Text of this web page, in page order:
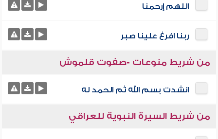
اللهم إرحمنا
ربنا افرغ علينا صبر
من شريط منوعات -صفوت قلموش
انشدت بسم الله ثم الحمد له
من شريط السيرة النبوية للعراقي